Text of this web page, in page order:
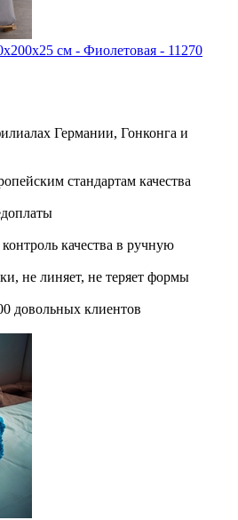
cм - Фиолетовая - 11270
Германии, Гонконга и
стандартам качества
качества в ручную
не линяет, не теряет формы
довольных клиентов